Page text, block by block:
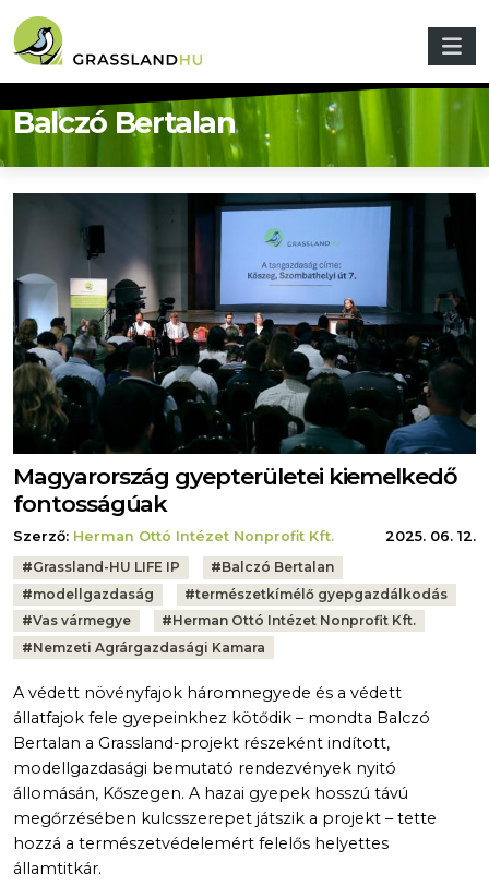
Balczó Bertalan
Magyarország gyepterületei kiemelkedő
fontosságúak
Szerző: Herman Ottó Intézet Nonprofit Kft.
2025. 06. 12.
Tags:
#Grassland-HU LIFE IP #Balczó Bertalan
#modellgazdaság #természetkímélő gyepgazdálkodás
#Vas vármegye #Herman Ottó Intézet Nonprofit Kft.
#Nemzeti Agrárgazdasági Kamara
A védett növényfajok háromnegyede és a védett
állatfajok fele gyepeinkhez kötődik – mondta Balczó
Bertalan a Grassland-projekt részeként indított,
modellgazdasági bemutató rendezvények nyitó
állomásán, Kőszegen. A hazai gyepek hosszú távú
megőrzésében kulcsszerepet játszik a projekt – tette
hozzá a természetvédelemért felelős helyettes
államtitkár.